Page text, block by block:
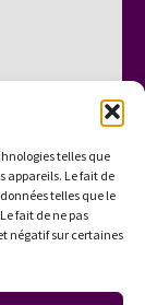
telles que
appareils. Le fait de
telles que le
fait de ne pas
négatif sur certaines